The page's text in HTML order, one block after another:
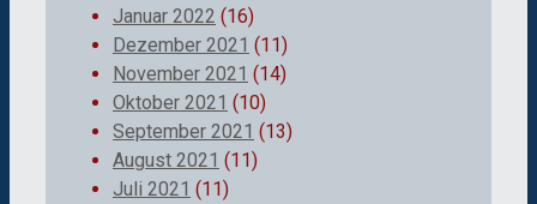
Januar 2022 (16)
Dezember 2021 (11)
November 2021 (14)
Oktober 2021 (10)
September 2021 (13)
August 2021 (11)
Juli 2021 (11)